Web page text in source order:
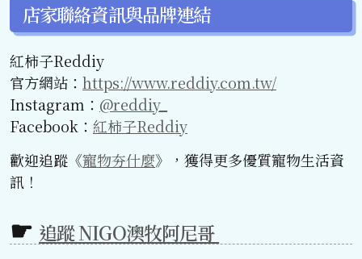
店家聯絡資訊與品牌連結
紅柿子Reddiy
官方網站： https://www.reddiy.com.tw/
Instagram： @reddiy_
Facebook： 紅柿子Reddiy
歡迎追蹤《寵物夯什麼》，獲得更多優質寵物生活資
訊！
追蹤 NIGO澳牧阿尼哥